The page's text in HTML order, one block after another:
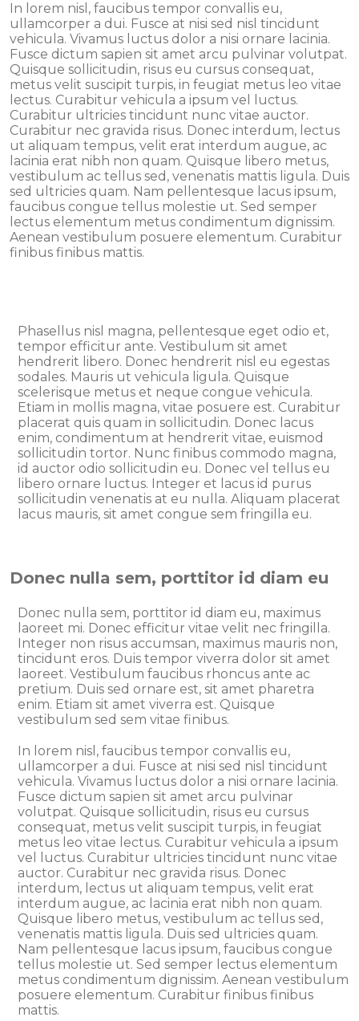
In lorem nisl, faucibus tempor convallis eu,
ullamcorper a dui. Fusce at nisi sed nisl tincidunt
vehicula. Vivamus luctus dolor a nisi ornare lacinia.
Fusce dictum sapien sit amet arcu pulvinar volutpat.
Quisque sollicitudin, risus eu cursus consequat,
metus velit suscipit turpis, in feugiat metus leo vitae
lectus. Curabitur vehicula a ipsum vel luctus.
Curabitur ultricies tincidunt nunc vitae auctor.
Curabitur nec gravida risus. Donec interdum, lectus
ut aliquam tempus, velit erat interdum augue, ac
lacinia erat nibh non quam. Quisque libero metus,
vestibulum ac tellus sed, venenatis mattis ligula. Duis
sed ultricies quam. Nam pellentesque lacus ipsum,
faucibus congue tellus molestie ut. Sed semper
lectus elementum metus condimentum dignissim.
Aenean vestibulum posuere elementum. Curabitur
finibus finibus mattis.
Phasellus nisl magna, pellentesque eget odio et,
tempor efficitur ante. Vestibulum sit amet
hendrerit libero. Donec hendrerit nisl eu egestas
sodales. Mauris ut vehicula ligula. Quisque
scelerisque metus et neque congue vehicula.
Etiam in mollis magna, vitae posuere est. Curabitur
placerat quis quam in sollicitudin. Donec lacus
enim, condimentum at hendrerit vitae, euismod
sollicitudin tortor. Nunc finibus commodo magna,
id auctor odio sollicitudin eu. Donec vel tellus eu
libero ornare luctus. Integer et lacus id purus
sollicitudin venenatis at eu nulla. Aliquam placerat
lacus mauris, sit amet congue sem fringilla eu.
Donec nulla sem, porttitor id diam eu
Donec nulla sem, porttitor id diam eu, maximus
laoreet mi. Donec efficitur vitae velit nec fringilla.
Integer non risus accumsan, maximus mauris non,
tincidunt eros. Duis tempor viverra dolor sit amet
laoreet. Vestibulum faucibus rhoncus ante ac
pretium. Duis sed ornare est, sit amet pharetra
enim. Etiam sit amet viverra est. Quisque
vestibulum sed sem vitae finibus.
In lorem nisl, faucibus tempor convallis eu,
ullamcorper a dui. Fusce at nisi sed nisl tincidunt
vehicula. Vivamus luctus dolor a nisi ornare lacinia.
Fusce dictum sapien sit amet arcu pulvinar
volutpat. Quisque sollicitudin, risus eu cursus
consequat, metus velit suscipit turpis, in feugiat
metus leo vitae lectus. Curabitur vehicula a ipsum
vel luctus. Curabitur ultricies tincidunt nunc vitae
auctor. Curabitur nec gravida risus. Donec
interdum, lectus ut aliquam tempus, velit erat
interdum augue, ac lacinia erat nibh non quam.
Quisque libero metus, vestibulum ac tellus sed,
venenatis mattis ligula. Duis sed ultricies quam.
Nam pellentesque lacus ipsum, faucibus congue
tellus molestie ut. Sed semper lectus elementum
metus condimentum dignissim. Aenean vestibulum
posuere elementum. Curabitur finibus finibus
mattis.